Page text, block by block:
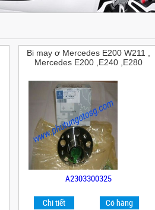
Bi may ơ Mercedes E200 W211 ,
Mercedes E200 ,E240 ,E280
A2303300325
Chi tiết Có hàng